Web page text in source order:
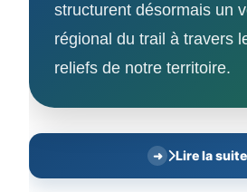
structurent désormais un
régional du trail à travers
reliefs de notre territoire.
Lire la